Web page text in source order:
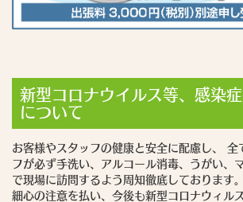
新型コロナウイルス等、感染
について
お客様やスタッフの健康と安全に配慮し、 全
フが必ず手洗い、アルコール消毒、うがい、
で現場に訪問するよう周知徹底しております。
細心の注意を払い、今後も新型コロナウィル